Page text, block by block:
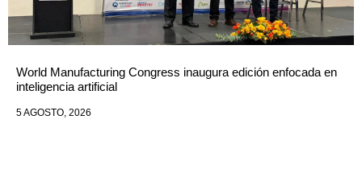
World Manufacturing Congress inaugura edición enfocada en
inteligencia artificial
5 AGOSTO, 2026